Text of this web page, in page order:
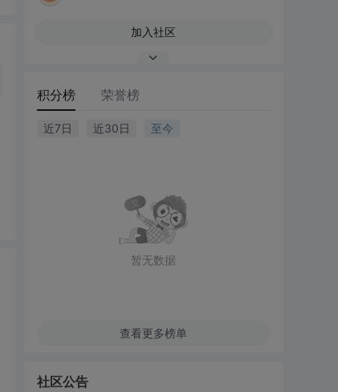
加入社区
积分榜 荣誉榜
近7日 近30日 至今
暂无数据
查看更多榜单
社区公告